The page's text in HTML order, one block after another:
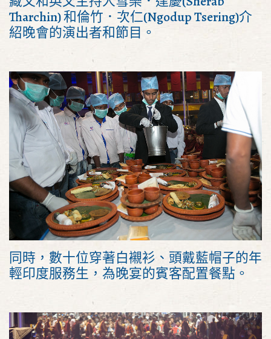
Tharchin) 和倫竹．次仁(Ngodup Tsering)介
紹晚會的演出者和節目。
同時，數十位穿著白襯衫、頭戴藍帽子的年
輕印度服務生，為晚宴的賓客配置餐點。